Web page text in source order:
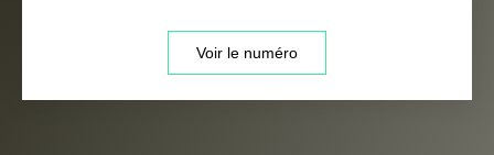
Voir le numéro